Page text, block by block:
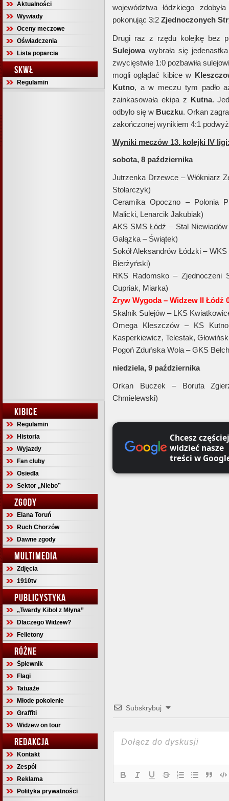
Aktualności
Wywiady
Oceny meczowe
Oświadczenia
Lista poparcia
SKWŁ
Regulamin
KIBICE
Regulamin
Historia
Wyjazdy
Fan cluby
Osiedla
Sektor „Niebo”
ZGODY
Elana Toruń
Ruch Chorzów
Dawne zgody
MULTIMEDIA
Zdjęcia
1910tv
PUBLICYSTYKA
„Twardy Kibol z Młyna”
Dlaczego Widzew?
Felietony
RÓŻNE
Śpiewnik
Flagi
Tatuaże
Młode pokolenie
Graffiti
Widzew on tour
REDAKCJA
Kontakt
Zespół
Reklama
Polityka prywatności
województwa łódzkiego
pokonując 3:2 Zjednoczonych
Drugi raz z rzędu kolejkę bez
Sulejowawybrała się
zwycięstwie 1:0 pozbawiła
mogli oglądać kibice w
Kutno, a w meczu tym padło
zainkasowała ekipa z Kutna.
odbyło się w Buczku. Orkan
zakończonej wynikiem 4:1
Wyniki meczów 13. kolejki IV
sobota, 8 października
Jutrzenka Drzewce – Włókniarz
Stolarczyk)
Ceramika Opoczno – Polonia
Malicki, Lenarcik Jakubiak)
AKS SMS Łódź – Stal
Gałązka – Świątek)
Sokół Aleksandrów Łódzki –
Bierżyński)
RKS Radomsko – Zjednoczeni
Cupriak, Miarka)
Zryw Wygoda – Widzew II Łódź
Skalnik Sulejów – LKS
Omega Kleszczów – KS
Kasperkiewicz, Telestak,
Pogoń Zduńska Wola – GKS
niedziela, 9 października
Orkan Buczek – Boruta
Chmielewski)
Chcesz częściej
widzieć nasze
treści w
Subskrybuj